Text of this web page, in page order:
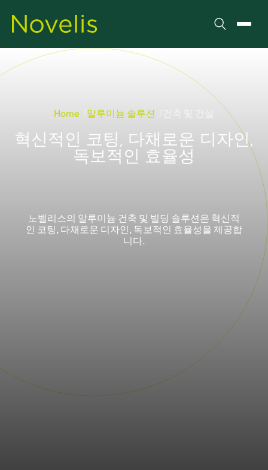
검색 메뉴
Home 알루미늄 솔루션
혁신적인 코팅, 다채로운 디자인,
독보적인 효율성
노벨리스의 알루미늄 건축 및 빌딩 솔루션은 혁신적
인 코팅, 다채로운 디자인, 독보적인 효율성을 제공합
니다.